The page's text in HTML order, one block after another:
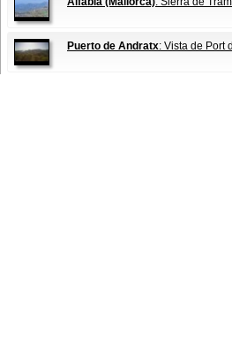
Puerto de Andratx: Vista de Port